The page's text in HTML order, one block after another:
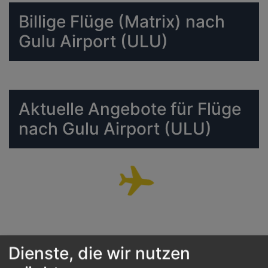
Billige Flüge (Matrix) nach
Gulu Airport (ULU)
Aktuelle Angebote für Flüge
nach Gulu Airport (ULU)
Dienste, die wir nutzen